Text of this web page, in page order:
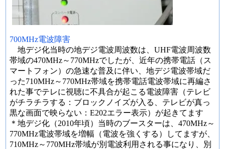
700MHz電波障害
地デジ化当時の地デジ電波周波数は、UHF電波周波数
帯域の470MHz～770MHzでしたが、近年の携帯電話（ス
マートフォン）の急速な普及に伴い、地デジ電波帯域だ
った710MHz～770MHz帯域を携帯電話電波帯域に再編さ
れた事でテレに視聴に不具合が起こる電波障害（テレビ
がチラチラする：ブロックノイズが入る、テレビが真っ
黒な画面で映らない：E202エラー表示）が起きてます
＊地デジ化（2010年頃）当時のブースターは、470MHz～
770MHz電波帯域を増幅（電波を強くする）してますが、
710MHz～770MHz帯域が別電波利用される事になり、別